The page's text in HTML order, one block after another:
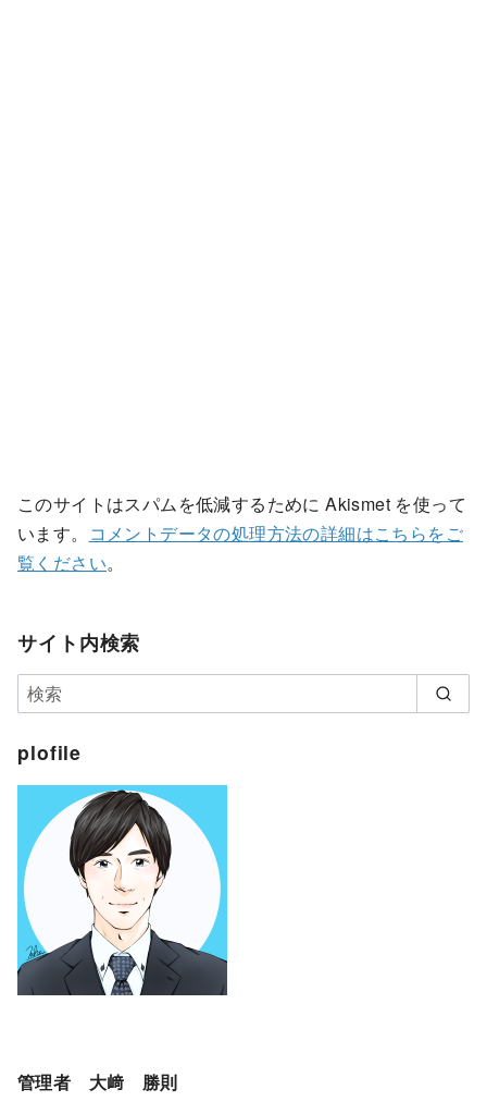
このサイトはスパムを低減するために Akismet を使って
います。
コメントデータの処理方法の詳細はこちらをご
覧ください。
サイト内検索
plofile
管理者 大﨑 勝則